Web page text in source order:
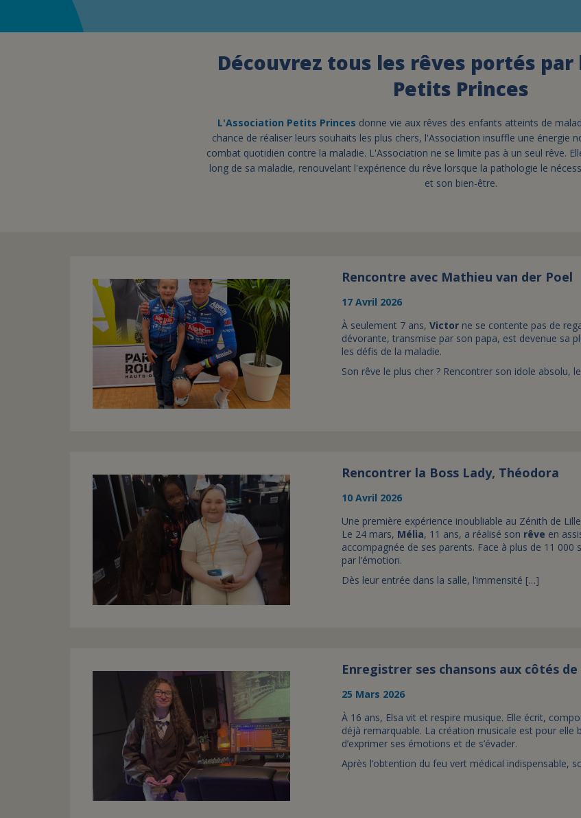
Découvrez tous les rêves portés par
Petits Princes
L'Association Petits Princes donne vie aux rêves des enfants atteints de
chance de réaliser leurs souhaits les plus chers, l'Association insuffle une énergie
combat quotidien contre la maladie. L'Association ne se limite pas à un seul rêve.
long de sa maladie, renouvelant l'expérience du rêve lorsque la pathologie le
et son bien-être.
Rencontre avec Mathieu van der Poel
17 Avril 2026
À seulement 7 ans, Victor ne se contente pas de
dévorante, transmise par son papa, est devenue sa
les défis de la maladie.
Son rêve le plus cher ? Rencontrer son idole absolu,
Rencontrer la Boss Lady, Théodora
10 Avril 2026
Une première expérience inoubliable au Zénith de Lille
Le 24 mars, Mélia, 11 ans, a réalisé son rêve en
accompagnée de ses parents. Face à plus de 11
par l’émotion.
Dès leur entrée dans la salle, l’immensité […]
Enregistrer ses chansons aux côtés
25 Mars 2026
À 16 ans, Elsa vit et respire musique. Elle écrit,
déjà remarquable. La création musicale est pour elle
d’exprimer ses émotions et de s’évader.
Après l’obtention du feu vert médical indispensable,